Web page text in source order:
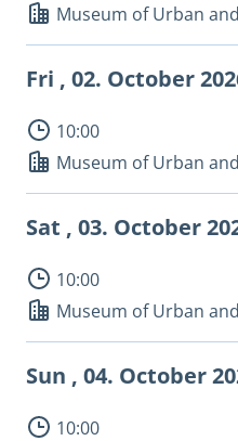
Museum of Urban
Fri , 02. October
10:00
Museum of Urban
Sat , 03. October
10:00
Museum of Urban
Sun , 04. October
10:00